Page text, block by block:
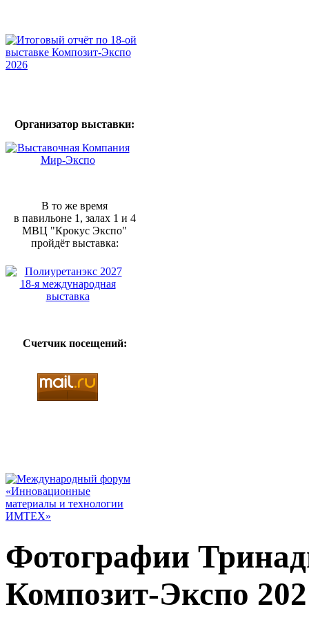
Организатор выставки:
В то же время
в павильоне 1, залах 1 и 4
МВЦ "Крокус Экспо"
пройдёт выставка:
Счетчик посещений:
Фотографии
Композит-Экспо